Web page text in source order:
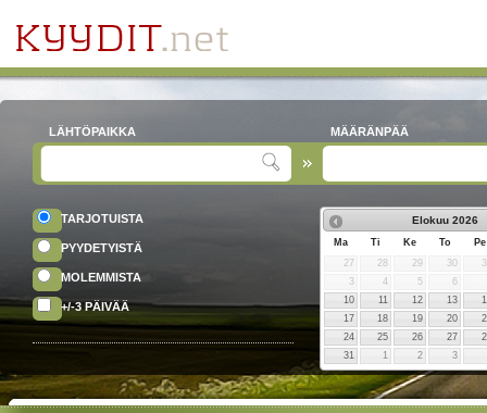
LÄHTÖPAIKKA MÄÄRÄNPÄÄ
TARJOTUISTA
PYYDETYISTÄ
MOLEMMISTA
+/-3 PÄIVÄÄ
Elokuu 2026
Ma Ti Ke To
Pe
27
28 29 30
3
4 5
6
10
11 12 13
17
18 19 20
24
25 26 27
31
1 2 3